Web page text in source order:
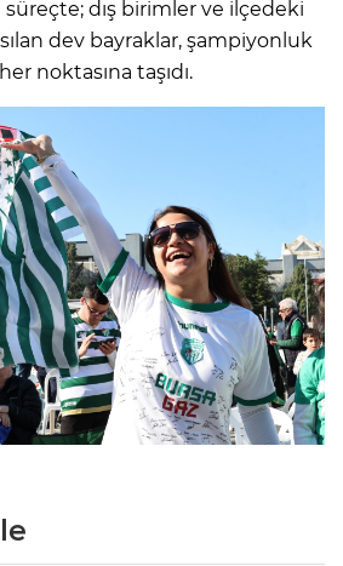
süreçte; dış birimler ve ilçedeki
dev bayraklar, şampiyonluk
noktasına taşıdı.